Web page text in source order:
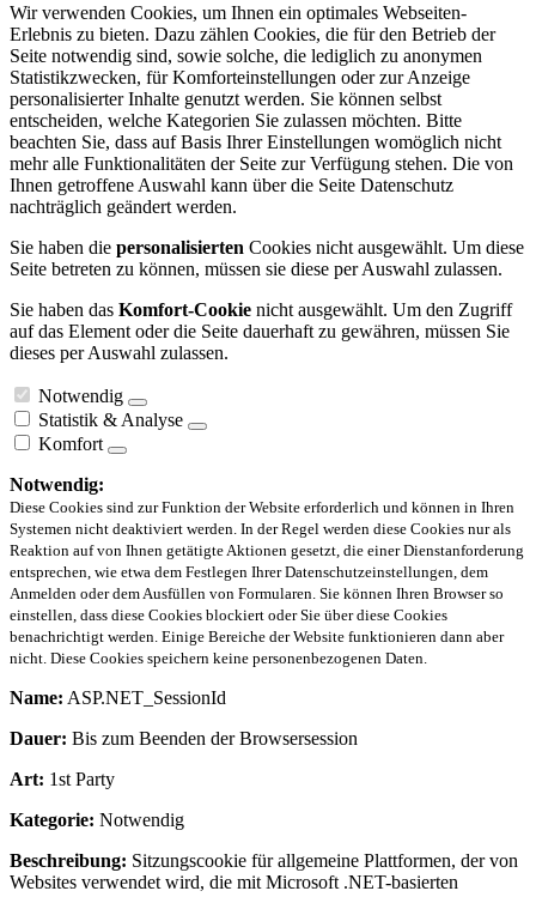
Wir verwenden Cookies, um Ihnen ein optimales Webseiten-
Erlebnis zu bieten. Dazu zählen Cookies, die für den Betrieb der
Seite notwendig sind, sowie solche, die lediglich zu anonymen
Statistikzwecken, für Komforteinstellungen oder zur Anzeige
personalisierter Inhalte genutzt werden. Sie können selbst
entscheiden, welche Kategorien Sie zulassen möchten. Bitte
beachten Sie, dass auf Basis Ihrer Einstellungen womöglich nicht
mehr alle Funktionalitäten der Seite zur Verfügung stehen. Die von
Ihnen getroffene Auswahl kann über die Seite Datenschutz
nachträglich geändert werden.
Sie haben die personalisierten Cookies nicht ausgewählt. Um diese
Seite betreten zu können, müssen sie diese per Auswahl zulassen.
Sie haben das Komfort-Cookie nicht ausgewählt. Um den Zugriff
auf das Element oder die Seite dauerhaft zu gewähren, müssen Sie
dieses per Auswahl zulassen.
Notwendig
Statistik & Analyse
Komfort
Notwendig:
Diese Cookies sind zur Funktion der Website erforderlich und können in Ihren
Systemen nicht deaktiviert werden. In der Regel werden diese Cookies nur als
Reaktion auf von Ihnen getätigte Aktionen gesetzt, die einer Dienstanforderung
entsprechen, wie etwa dem Festlegen Ihrer Datenschutzeinstellungen, dem
Anmelden oder dem Ausfüllen von Formularen. Sie können Ihren Browser so
einstellen, dass diese Cookies blockiert oder Sie über diese Cookies
benachrichtigt werden. Einige Bereiche der Website funktionieren dann aber
nicht. Diese Cookies speichern keine personenbezogenen Daten.
Name: ASP.NET_SessionId
Dauer: Bis zum Beenden der Browsersession
Art: 1st Party
Kategorie: Notwendig
Beschreibung: Sitzungscookie für allgemeine Plattformen, der von
Websites verwendet wird, die mit Microsoft .NET-basierten